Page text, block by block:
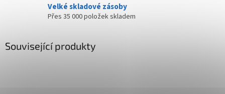
Velké skladové zásoby
Přes 35 000 položek skladem
Související produkty